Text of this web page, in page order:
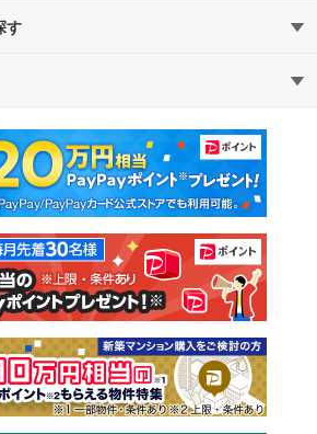
す
中古マンション
中古一戸建て
土地
教えて！住まいの先生